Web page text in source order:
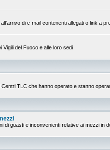
di e-mail contenenti allegati o link a
Vigili del Fuoco e alle loro sedi
TLC che hanno operato e stanno
di guasti e inconvenienti relative ai mezzi in